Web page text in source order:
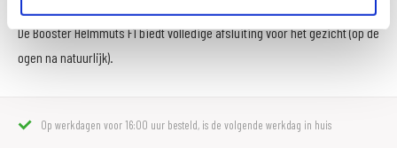
De Booster Helmmuts F1 biedt volledige afsluiting voor het gezicht (op de
ogen na natuurlijk).
Op werkdagen voor 16:00 uur besteld, is de volgende werkdag in huis